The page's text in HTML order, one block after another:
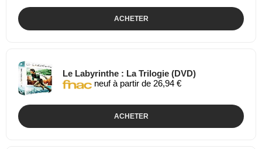
ACHETER
Le Labyrinthe : La Trilogie (DVD)
neuf à partir de 26,94 €
ACHETER